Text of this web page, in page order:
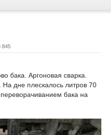
845
бака. Аргоновая сварка.
дне плескалось литров 70
бака на